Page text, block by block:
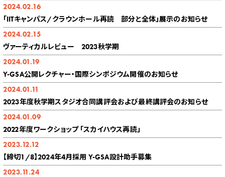
2024.02.16
「IITキャンパス/クラウンホール再読 部分と全体」展示のお知らせ
2024.02.15
ヴァーティカルレビュー 2023秋学期
2024.01.19
Y-GSA公開レクチャー・国際シンポジウム開催のお知らせ
2024.01.11
2023年度秋学期スタジオ合同講評会および最終講評会のお知らせ
2024.01.09
2022年度ワークショップ 「スカイハウス再読」
2023.12.12
【締切1/8】2024年4月採用 Y-GSA設計助手募集
2023.11.24